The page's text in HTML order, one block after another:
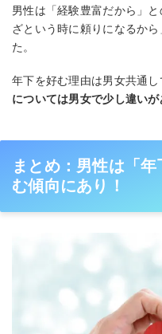
男性は「経験豊富だから」
ざという時に頼りになるか
た。
年下を好む理由は男女共通し
については男女で少し違いが
まとめ：男性は「
む傾向にあり！